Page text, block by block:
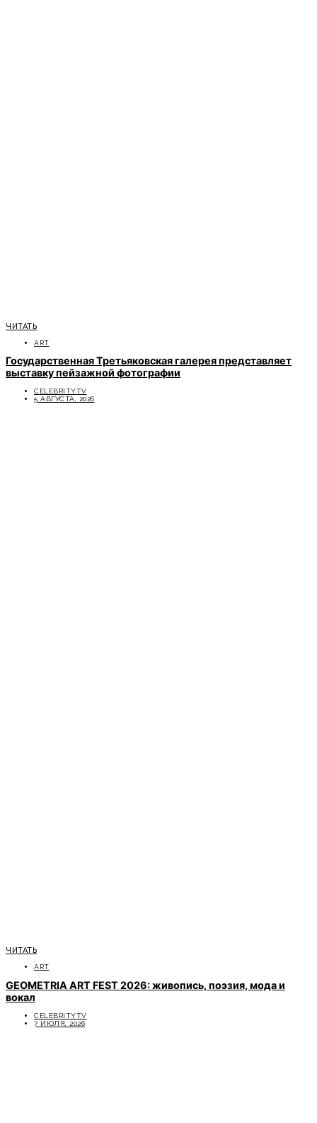
ЧИТАТЬ
ART
Государственная Третьяковская галерея представляет
выставку пейзажной фотографии
CELEBRITYTV
5 АВГУСТА, 2026
ЧИТАТЬ
ART
GEOMETRIA ART FEST 2026: живопись, поэзия, мода и
вокал
CELEBRITYTV
7 ИЮЛЯ, 2026